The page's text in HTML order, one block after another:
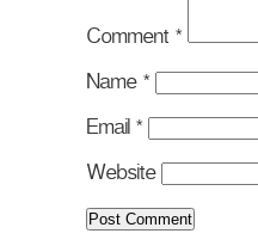
Comment *
Name *
Email *
Website